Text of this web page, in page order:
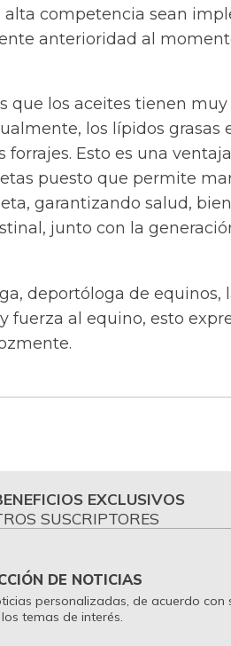
competencia sean
anterioridad al
que los aceites tienen muy
los lípidos grasas
Esto es una
puesto que permite
garantizando salud,
junto con la
deportóloga de equinos,
fuerza al equino, esto
EXCLUSIVOS
SUSCRIPTORES
DE NOTICIAS
personalizadas, de acuerdo con
temas de interés.